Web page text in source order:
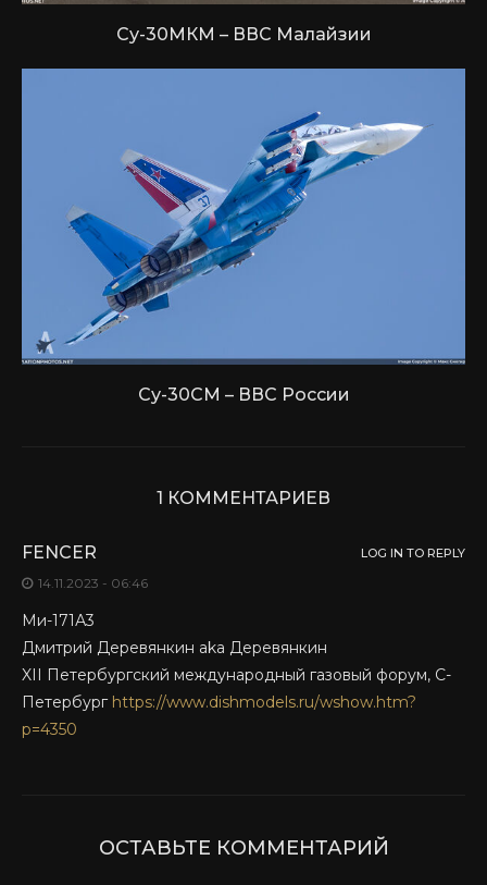
Су-30МКМ – ВВС Малайзии
Су-30СМ – ВВС России
1 КОММЕНТАРИЕВ
FENCER
14.11.2023 - 06:46
Ми-171А3
Дмитрий Деревянкин aka Деревянкин
XII Петербургский международный газовый форум, С-
Петербург https://www.dishmodels.ru/wshow.htm?
p=4350
LOG IN TO REPLY
ОСТАВЬТЕ КОММЕНТАРИЙ